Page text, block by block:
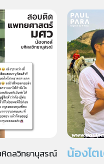
ดลวิทยานุสรณ์ น้องไต